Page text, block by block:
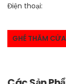
Điện thoại:
GHÉ THĂM